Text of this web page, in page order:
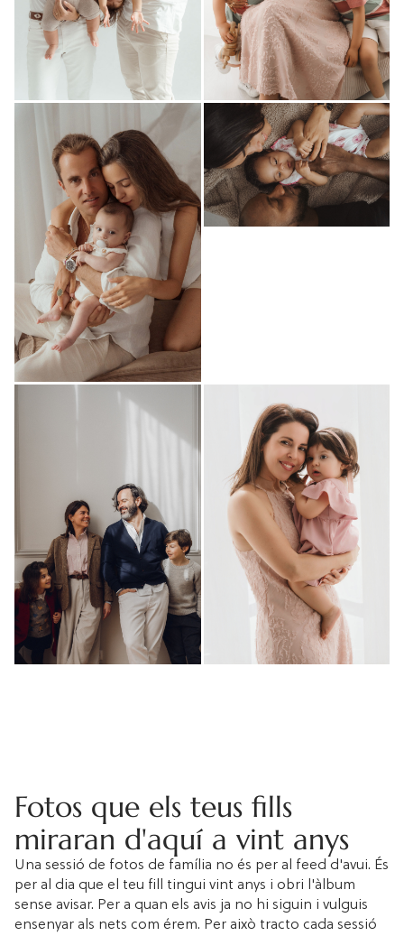
Fotos que els teus fills
miraran d'aquí a vint anys
Una sessió de fotos de família no és per al feed d'avui. És
per al dia que el teu fill tingui vint anys i obri l'àlbum
sense avisar. Per a quan els avis ja no hi siguin i vulguis
ensenyar als nets com érem. Per això tracto cada sessió